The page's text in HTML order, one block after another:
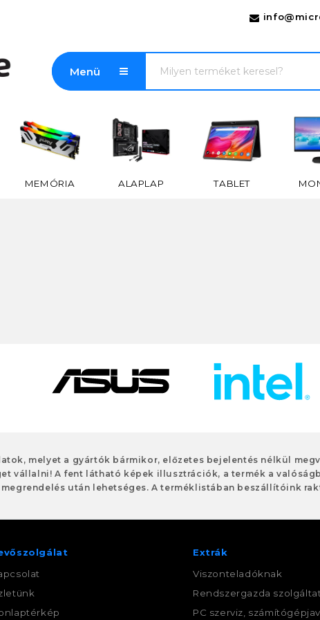
Menü
MEMÓRIA ALAPLAP TABLET
melyet a gyártók bármikor, előzetes bejelentés nélkül
vállalni! A fent látható képek illusztrációk, a termék a
után lehetséges. A terméklistában beszállítóink
Extrák
Viszonteladóknak
Rendszergazda
PC szerviz,